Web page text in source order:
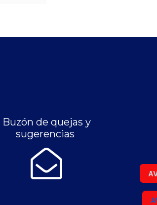
Buzón de quejas y
sugerencias